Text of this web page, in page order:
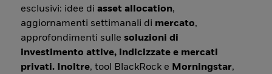
esclusivi: idee diasset allocation,
aggiornamenti settimanali di mercato,
approfondimenti sullesoluzioni di
investimento attive, indicizzate e mercati
privati. Inoltre, tool BlackRock e Morningstar,